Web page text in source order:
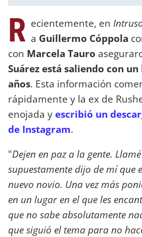
R ecientemente, en
a Guillermo Cóppola
con Marcela Tauro
Suárez está saliendo con
años. Esta información
rápidamente y la ex de
enojada y escribió un
de Instagram.
"Dejen en paz a la gente.
supuestamente dijo de mí que
nuevo novio. Una vez más
en un lugar en el que les
que no sabe absolutamente
que siguió el tema para no